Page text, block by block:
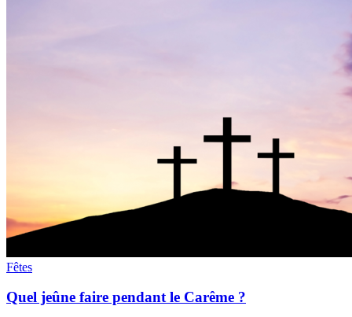
Fêtes
Quel jeûne faire pendant le Carême ?